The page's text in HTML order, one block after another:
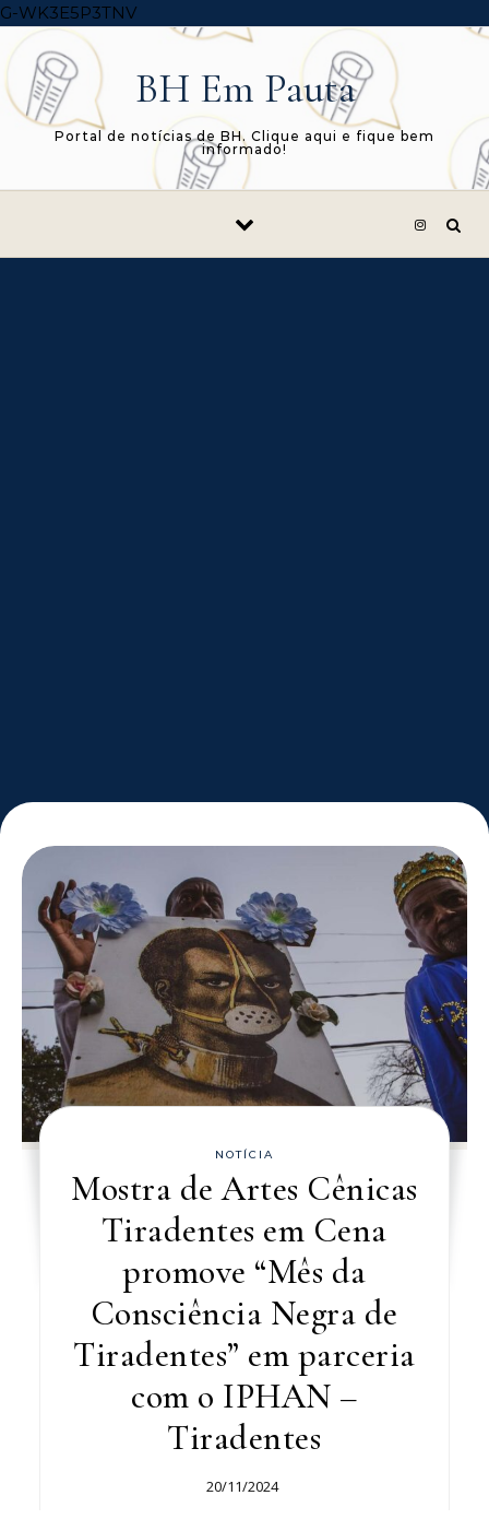
G-WK3E5P3TNVSkip to content
BH Em Pauta
Portal de notícias de BH. Clique aqui e fique bem
informado!
NOTÍCIA
Mostra de Artes Cênicas
Tiradentes em Cena
promove “Mês da
Consciência Negra de
Tiradentes” em parceria
com o IPHAN –
Tiradentes
20/11/2024